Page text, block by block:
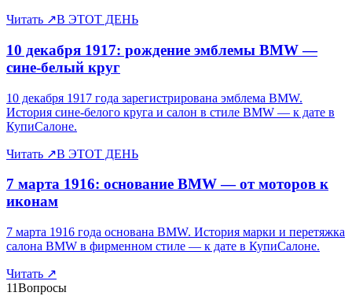
Читать ↗В ЭТОТ ДЕНЬ
10 декабря 1917: рождение эмблемы BMW —
сине-белый круг
10 декабря 1917 года зарегистрирована эмблема BMW.
История сине-белого круга и салон в стиле BMW — к дате в
КупиСалоне.
Читать ↗В ЭТОТ ДЕНЬ
7 марта 1916: основание BMW — от моторов к
иконам
7 марта 1916 года основана BMW. История марки и перетяжка
салона BMW в фирменном стиле — к дате в КупиСалоне.
Читать ↗
11Вопросы